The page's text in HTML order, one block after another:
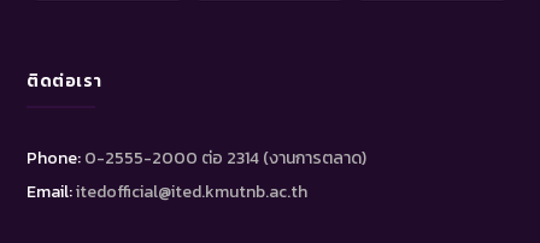
ติดต่อเรา
Phone:0-2555-2000 ต่อ 2314 (งานการตลาด)
Email:itedofficial@ited.kmutnb.ac.th